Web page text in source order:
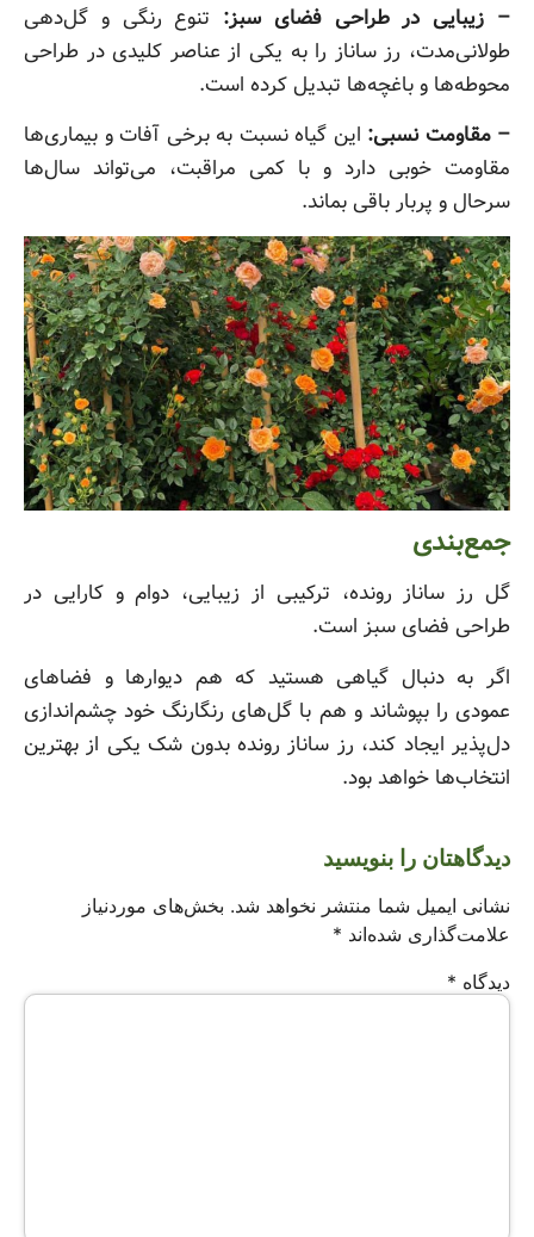
– زیبایی در طراحی فضای سبز: تنوع رنگی و گل‌دهی
طولانی‌مدت، رز ساناز را به یکی از عناصر کلیدی در طراحی
محوطه‌ها و باغچه‌ها تبدیل کرده است.
– مقاومت نسبی: این گیاه نسبت به برخی آفات و بیماری‌ها
مقاومت خوبی دارد و با کمی مراقبت، می‌تواند سال‌ها
سرحال و پربار باقی بماند.
جمع‌بندی
گل رز ساناز رونده، ترکیبی از زیبایی، دوام و کارایی در
طراحی فضای سبز است.
اگر به دنبال گیاهی هستید که هم دیوارها و فضاهای
عمودی را بپوشاند و هم با گل‌های رنگارنگ خود چشم‌اندازی
دل‌پذیر ایجاد کند، رز ساناز رونده بدون شک یکی از بهترین
انتخاب‌ها خواهد بود.
دیدگاهتان را بنویسید
نشانی ایمیل شما منتشر نخواهد شد. بخش‌های موردنیاز
علامت‌گذاری شده‌اند *
دیدگاه *